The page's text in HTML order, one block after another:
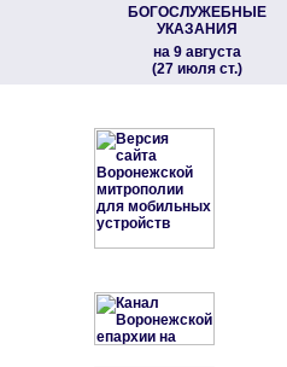
БОГОСЛУЖЕБНЫЕ
УКАЗАНИЯ
на 9 августа
(27 июля ст.)